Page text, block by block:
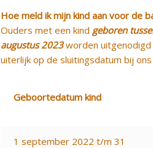
Hoe meld ik mijn kind aan voor de
Ouders met een kindgeboren
augustus 2023worden uitgenodigd
uiterlijk op de sluitingsdatum bij
Geboortedatum kind
1 september 2022 t/m 31